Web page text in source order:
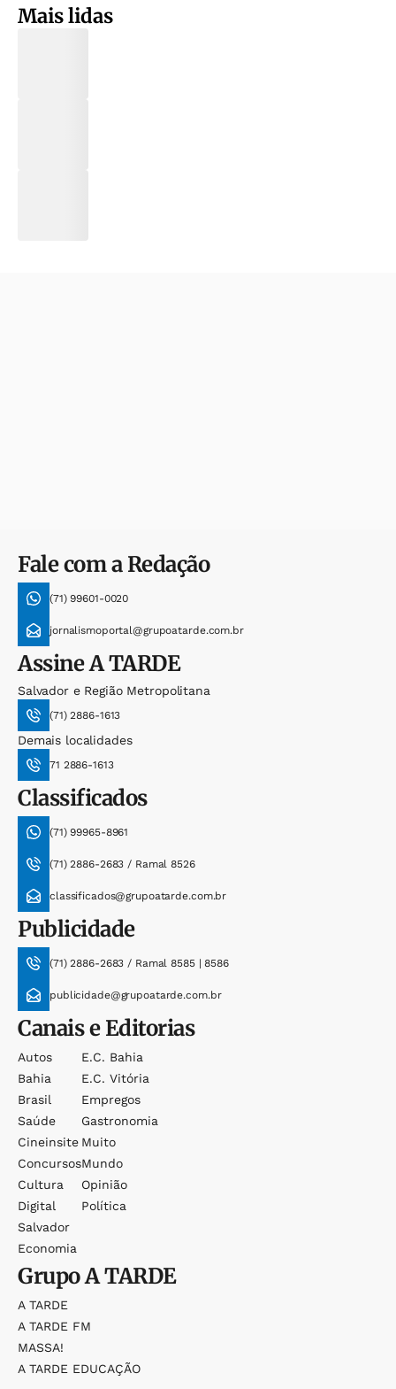
Mais lidas
Fale com a Redação
(71) 99601-0020
jornalismoportal@grupoatarde.com.br
AssineA TARDE
Salvador e Região Metropolitana
(71) 2886-1613
Demais localidades
71 2886-1613
Classificados
(71) 99965-8961
(71) 2886-2683 / Ramal 8526
classificados@grupoatarde.com.br
Publicidade
(71) 2886-2683 / Ramal 8585 | 8586
publicidade@grupoatarde.com.br
Canais e Editorias
Autos
Bahia
Brasil
Saúde
Cineinsite
Concursos
Cultura
Digital
Salvador
Economia
E.c. Bahia
E.c. Vitória
Empregos
Gastronomia
Muito
Mundo
Opinião
Política
GrupoA TARDE
A TARDE
A TARDE FM
MASSA!
A TARDE EDUCAÇÃO